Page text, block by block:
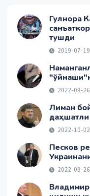
Гулнора
тушди
2019-07-
2022-09-
Лиман
2022-10-
Песков
2022-09-